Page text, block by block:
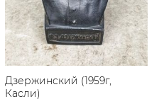
Дзержинский (1959г,
Касли)